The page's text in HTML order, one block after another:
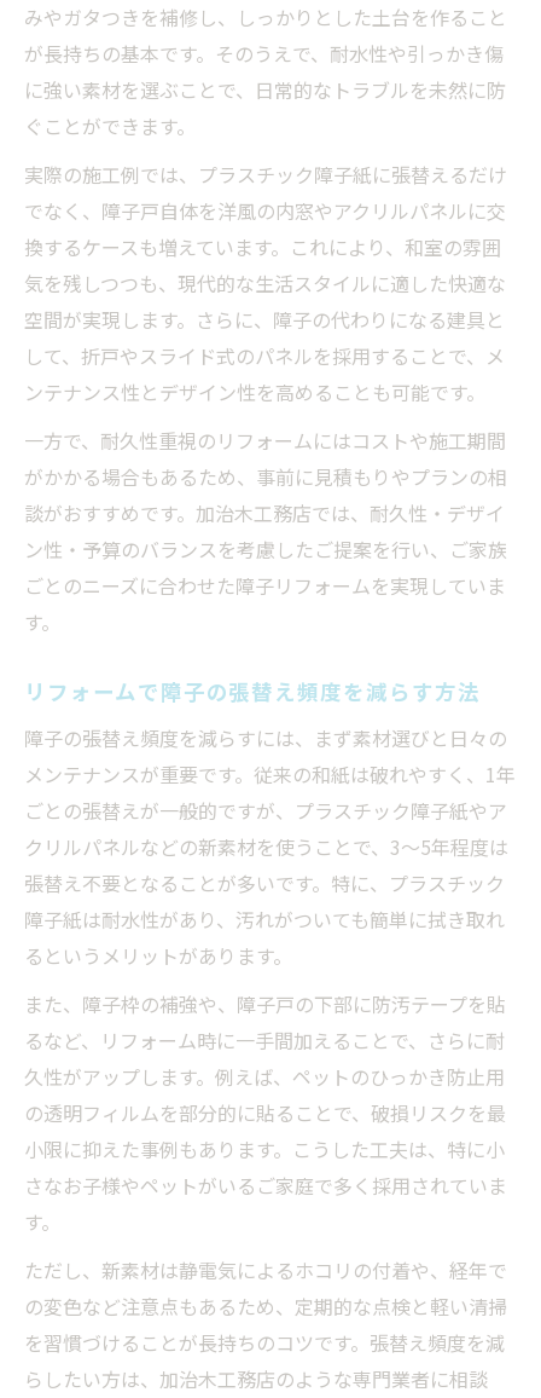
みやガタつきを補修し、しっかりとした土台を作ること
が長持ちの基本です。そのうえで、耐水性や引っかき傷
に強い素材を選ぶことで、日常的なトラブルを未然に防
ぐことができます。
実際の施工例では、プラスチック障子紙に張替えるだけ
でなく、障子戸自体を洋風の内窓やアクリルパネルに交
換するケースも増えています。これにより、和室の雰囲
気を残しつつも、現代的な生活スタイルに適した快適な
空間が実現します。さらに、障子の代わりになる建具と
して、折戸やスライド式のパネルを採用することで、メ
ンテナンス性とデザイン性を高めることも可能です。
一方で、耐久性重視のリフォームにはコストや施工期間
がかかる場合もあるため、事前に見積もりやプランの相
談がおすすめです。加治木工務店では、耐久性・デザイ
ン性・予算のバランスを考慮したご提案を行い、ご家族
ごとのニーズに合わせた障子リフォームを実現していま
す。
リフォームで障子の張替え頻度を減らす方法
障子の張替え頻度を減らすには、まず素材選びと日々の
メンテナンスが重要です。従来の和紙は破れやすく、1年
ごとの張替えが一般的ですが、プラスチック障子紙やア
クリルパネルなどの新素材を使うことで、3～5年程度は
張替え不要となることが多いです。特に、プラスチック
障子紙は耐水性があり、汚れがついても簡単に拭き取れ
るというメリットがあります。
また、障子枠の補強や、障子戸の下部に防汚テープを貼
るなど、リフォーム時に一手間加えることで、さらに耐
久性がアップします。例えば、ペットのひっかき防止用
の透明フィルムを部分的に貼ることで、破損リスクを最
小限に抑えた事例もあります。こうした工夫は、特に小
さなお子様やペットがいるご家庭で多く採用されていま
す。
ただし、新素材は静電気によるホコリの付着や、経年で
の変色など注意点もあるため、定期的な点検と軽い清掃
を習慣づけることが長持ちのコツです。張替え頻度を減
らしたい方は、加治木工務店のような専門業者に相談